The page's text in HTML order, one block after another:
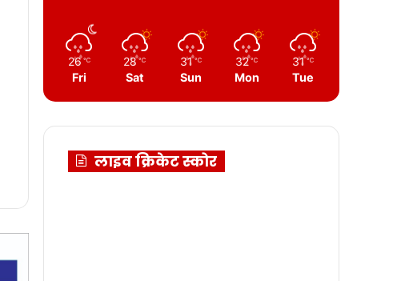
26 ℃
Fri
28 ℃
Sat
31 ℃
Sun
32 ℃
Mon
31 ℃
Tue
लाइव क्रिकेट स्कोर